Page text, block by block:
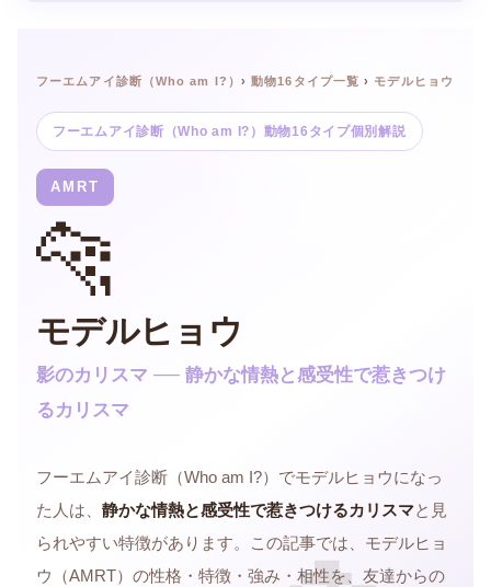
フーエムアイ診断（Who am I?） › 動物16タイプ一覧› モデルヒョウ
フーエムアイ診断（Who am I?）動物16タイプ個別解説
AMRT
🐆
モデルヒョウ
影のカリスマ ── 静かな情熱と感受性で惹きつけ
るカリスマ
フーエムアイ診断（Who am I?）でモデルヒョウになっ
た人は、 静かな情熱と感受性で惹きつけるカリスマと見
られやすい特徴があります。この記事では、モデルヒョ
ウ（AMRT）の性格・特徴・強み・相性を、友達からの